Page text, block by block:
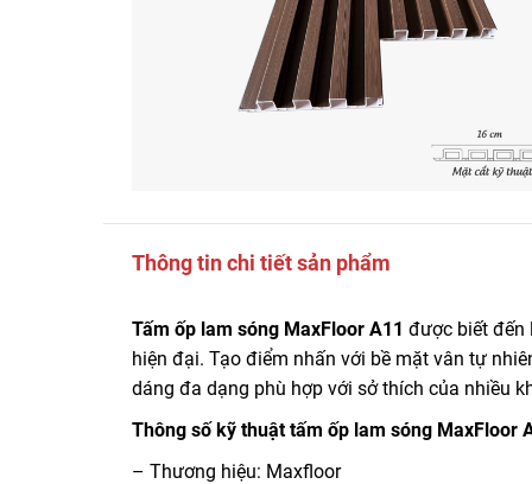
Thông tin chi tiết sản phẩm
Tấm ốp lam sóng MaxFloor A11 được biết đến
hiện đại. Tạo điểm nhấn với bề mặt vân tự
dáng đa dạng phù hợp với sở thích của nhiều
Thông số kỹ thuật tấm ốp lam sóng MaxFloor
– Thương hiệu: Maxfloor